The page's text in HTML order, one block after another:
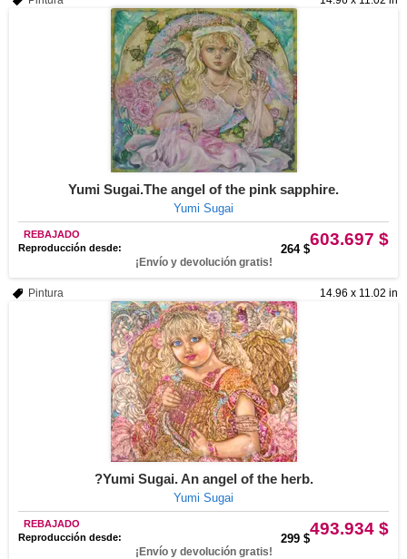
Yumi Sugai.The angel of the pink sapphire.
Yumi Sugai
603.697 $
REBAJADO
Reproducción desde:
264 $
¡Envío y devolución gratis!
14.96 x 11.02 in
Pintura
?Yumi Sugai. An angel of the herb.
Yumi Sugai
493.934 $
REBAJADO
Reproducción desde:
299 $
¡Envío y devolución gratis!